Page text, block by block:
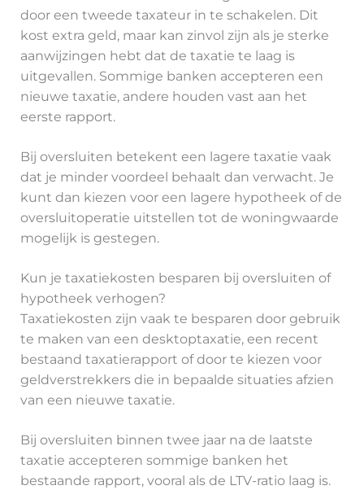
door een tweede taxateur in te schakelen. Dit
kost extra geld, maar kan zinvol zijn als je sterke
aanwijzingen hebt dat de taxatie te laag is
uitgevallen. Sommige banken accepteren een
nieuwe taxatie, andere houden vast aan het
eerste rapport.
Bij oversluiten betekent een lagere taxatie vaak
dat je minder voordeel behaalt dan verwacht. Je
kunt dan kiezen voor een lagere hypotheek of de
oversluitoperatie uitstellen tot de woningwaarde
mogelijk is gestegen.
Kun je taxatiekosten besparen bij oversluiten of
hypotheek verhogen?
Taxatiekosten zijn vaak te besparen door gebruik
te maken van een desktoptaxatie, een recent
bestaand taxatierapport of door te kiezen voor
geldverstrekkers die in bepaalde situaties afzien
van een nieuwe taxatie.
Bij oversluiten binnen twee jaar na de laatste
taxatie accepteren sommige banken het
bestaande rapport, vooral als de LTV-ratio laag is.